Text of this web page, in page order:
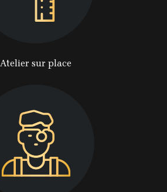
Atelier sur place